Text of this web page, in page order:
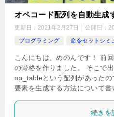
オペコード配列を自動生成
更新日： 2021年2月27日 公開日：
プログラミング
命令セットシミ
こんにちは、めのんです！ 前
の骨格を作りました。 そこで
op_tableという配列があった
要素を生成する方法について
続きを